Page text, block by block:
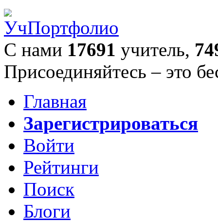
С нами 17691 учитель,
Присоединяйтесь – это
Главная
Зарегистрироваться
Войти
Рейтинги
Поиск
Блоги